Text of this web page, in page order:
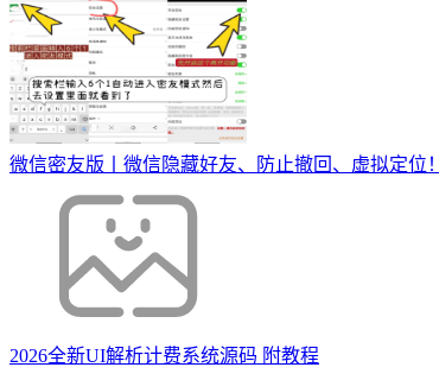
微信密友版丨微信隐藏好友、防止撤回、虚拟定位！
2026全新UI解析计费系统源码 附教程